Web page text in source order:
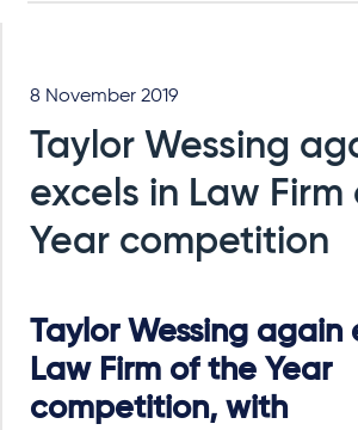
8 November 2019
Taylor Wessing
excels in Law Firm
Year competition
Taylor Wessing again
Law Firm of the Year
competition, with